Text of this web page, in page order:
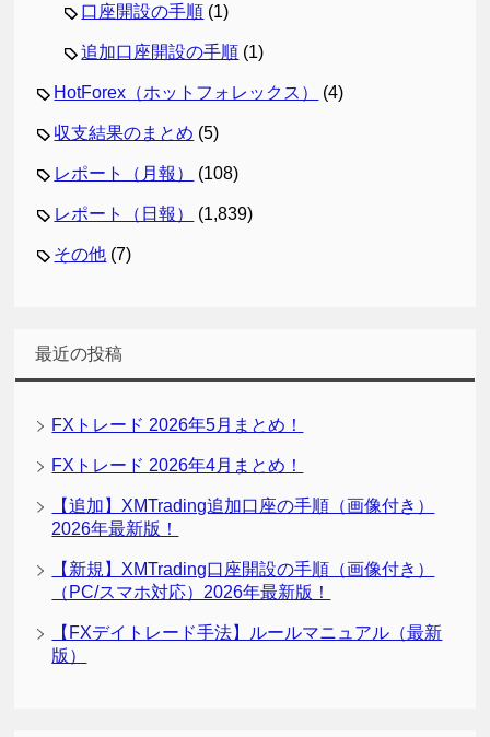
口座開設の手順 (1)
追加口座開設の手順 (1)
HotForex（ホットフォレックス） (4)
収支結果のまとめ (5)
レポート（月報） (108)
レポート（日報） (1,839)
その他 (7)
最近の投稿
FXトレード 2026年5月まとめ！
FXトレード 2026年4月まとめ！
【追加】XMTrading追加口座の手順（画像付き）
2026年最新版！
【新規】XMTrading口座開設の手順（画像付き）
（PC/スマホ対応）2026年最新版！
【FXデイトレード手法】ルールマニュアル（最新
版）